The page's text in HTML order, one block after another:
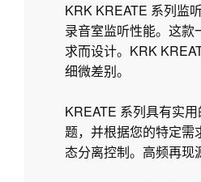
KRK KREATE 系列监
录音室监听性能。这
求而设计。KRK
细微差别。
KREATE 系列具有实
题，并根据您的特定需
态分离控制。高频再现